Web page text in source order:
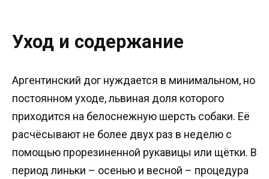
Уход и содержание
Аргентинский дог нуждается в минимальном, но
постоянном уходе, львиная доля которого
приходится на белоснежную шерсть собаки. Её
расчёсывают не более двух раз в неделю с
помощью прорезиненной рукавицы или щётки. В
период линьки – осенью и весной – процедура